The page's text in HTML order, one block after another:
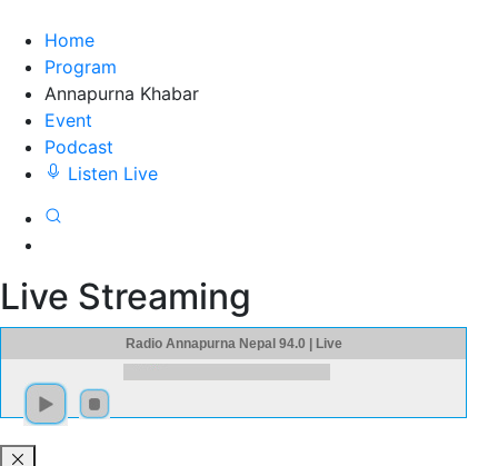
Home
Program
Annapurna Khabar
Event
Podcast
Listen Live
Live Streaming
Radio Annapurna Nepal 94.0 | Live